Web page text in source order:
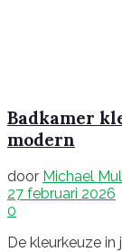
Badkamer
modern
door Michael
27 februari 2026
0
De kleurkeuze